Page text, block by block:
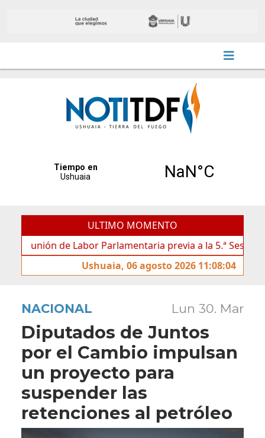
ULTIMO MOMENTO
de Labor Parlamentaria previa a la 5.ª Sesión Ordinaria
Ushuaia, 06 agosto 2026 11:08:04
NACIONAL Lun 30. Mar
Diputados de Juntos
por el Cambio impulsan
un proyecto para
suspender las
retenciones al petróleo